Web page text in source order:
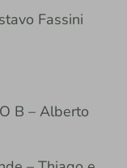
Fassini
B – Alberto